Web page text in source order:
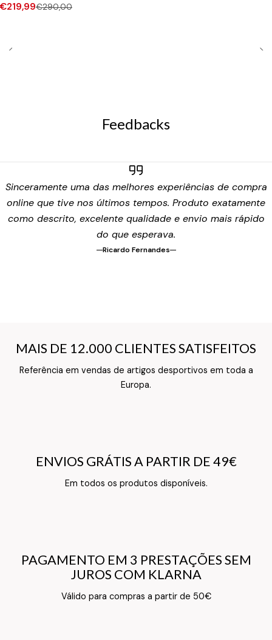
€219,99€290,00
Feedbacks
Sinceramente uma das melhores experiências de compra
online que tive nos últimos tempos. Produto exatamente
como descrito, excelente qualidade e envio mais rápido
do que esperava.
Ricardo Fernandes
MAIS DE 12.000 CLIENTES SATISFEITOS
Referência em vendas de artigos desportivos em toda a
Europa.
MAIS DE 12.000 CLIENTES SATISFEITOS
Texto do Verso do Cartão de Informação
ENVIOS GRÁTIS A PARTIR DE 49€
Em todos os produtos disponíveis.
ENVIOS GRÁTIS A PARTIR DE 49€
Texto do Verso do Cartão de Informação
PAGAMENTO EM 3 PRESTAÇÕES SEM
JUROS COM KLARNA
Válido para compras a partir de 50€
PAGAMENTO EM 3 PRESTAÇÕES SEM
JUROS COM KLARNA
Texto do Verso do Cartão de Informação